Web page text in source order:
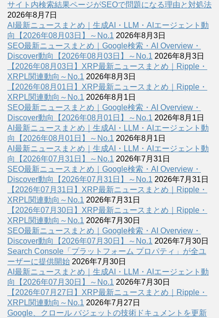
サイト内検索結果ページがSEOで問題になる理由と対処法
2026年8月7日
AI最新ニュースまとめ｜生成AI・LLM・AIエージェント動
向【2026年08月03日】～No.1 2026年8月3日
SEO最新ニュースまとめ｜Google検索・AI Overview・
Discover動向【2026年08月03日】～No.1 2026年8月3日
【2026年08月03日】XRP最新ニュースまとめ｜Ripple・
XRPL関連動向～No.1 2026年8月3日
【2026年08月01日】XRP最新ニュースまとめ｜Ripple・
XRPL関連動向～No.1 2026年8月1日
SEO最新ニュースまとめ｜Google検索・AI Overview・
Discover動向【2026年08月01日】～No.1 2026年8月1日
AI最新ニュースまとめ｜生成AI・LLM・AIエージェント動
向【2026年08月01日】～No.1 2026年8月1日
AI最新ニュースまとめ｜生成AI・LLM・AIエージェント動
向【2026年07月31日】～No.1 2026年7月31日
SEO最新ニュースまとめ｜Google検索・AI Overview・
Discover動向【2026年07月31日】～No.1 2026年7月31日
【2026年07月31日】XRP最新ニュースまとめ｜Ripple・
XRPL関連動向～No.1 2026年7月31日
【2026年07月30日】XRP最新ニュースまとめ｜Ripple・
XRPL関連動向～No.1 2026年7月30日
SEO最新ニュースまとめ｜Google検索・AI Overview・
Discover動向【2026年07月30日】～No.1 2026年7月30日
Search Console「プラットフォーム プロパティ」が全ユ
ーザーに提供開始 2026年7月30日
AI最新ニュースまとめ｜生成AI・LLM・AIエージェント動
向【2026年07月30日】～No.1 2026年7月30日
【2026年07月27日】XRP最新ニュースまとめ｜Ripple・
XRPL関連動向～No.1 2026年7月27日
Google、クロール バジェットの技術ドキュメントを更新